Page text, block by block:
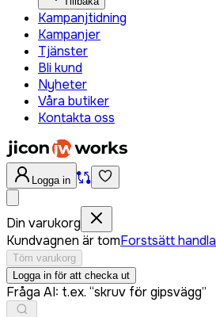
Kampanjtidning
Kampanjer
Tjänster
Bli kund
Nyheter
Våra butiker
Kontakta oss
Logga in
Din varukorg
Kundvagnen är tomForstsätt handla
Töm varukorg
Logga in för att checka ut
Fråga AI: t.ex. “skruv för gipsvägg”